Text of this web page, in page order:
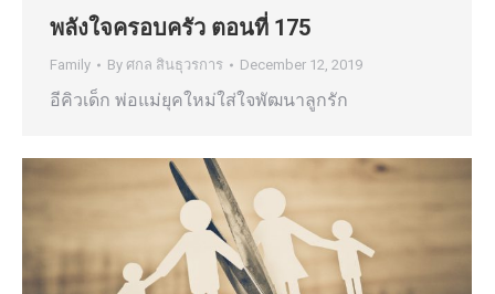
พลังใจครอบครัว ตอนที่ 175
Family By ศกล สินธุวรการ December 12, 2019
อีคิวเด็ก พ่อแม่ยุคใหม่ใส่ใจพัฒนาลูกรัก